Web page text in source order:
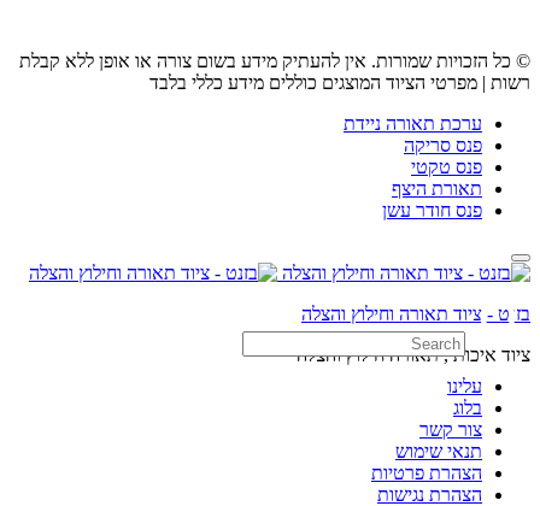
© כל הזכויות שמורות. אין להעתיק מידע בשום צורה או אופן ללא קבלת
רשות | מפרטי הציוד המוצגים כוללים מידע כללי בלבד
ערכת תאורה ניידת
פנס סריקה
פנס טקטי
תאורת היצף
פנס חודר עשן
בזנט - ציוד תאורה וחילוץ והצלה
ציוד איכותי, תאורה חילוץ והצלה
Search
עלינו
בלוג
צור קשר
תנאי שימוש
הצהרת פרטיות
הצהרת נגישות